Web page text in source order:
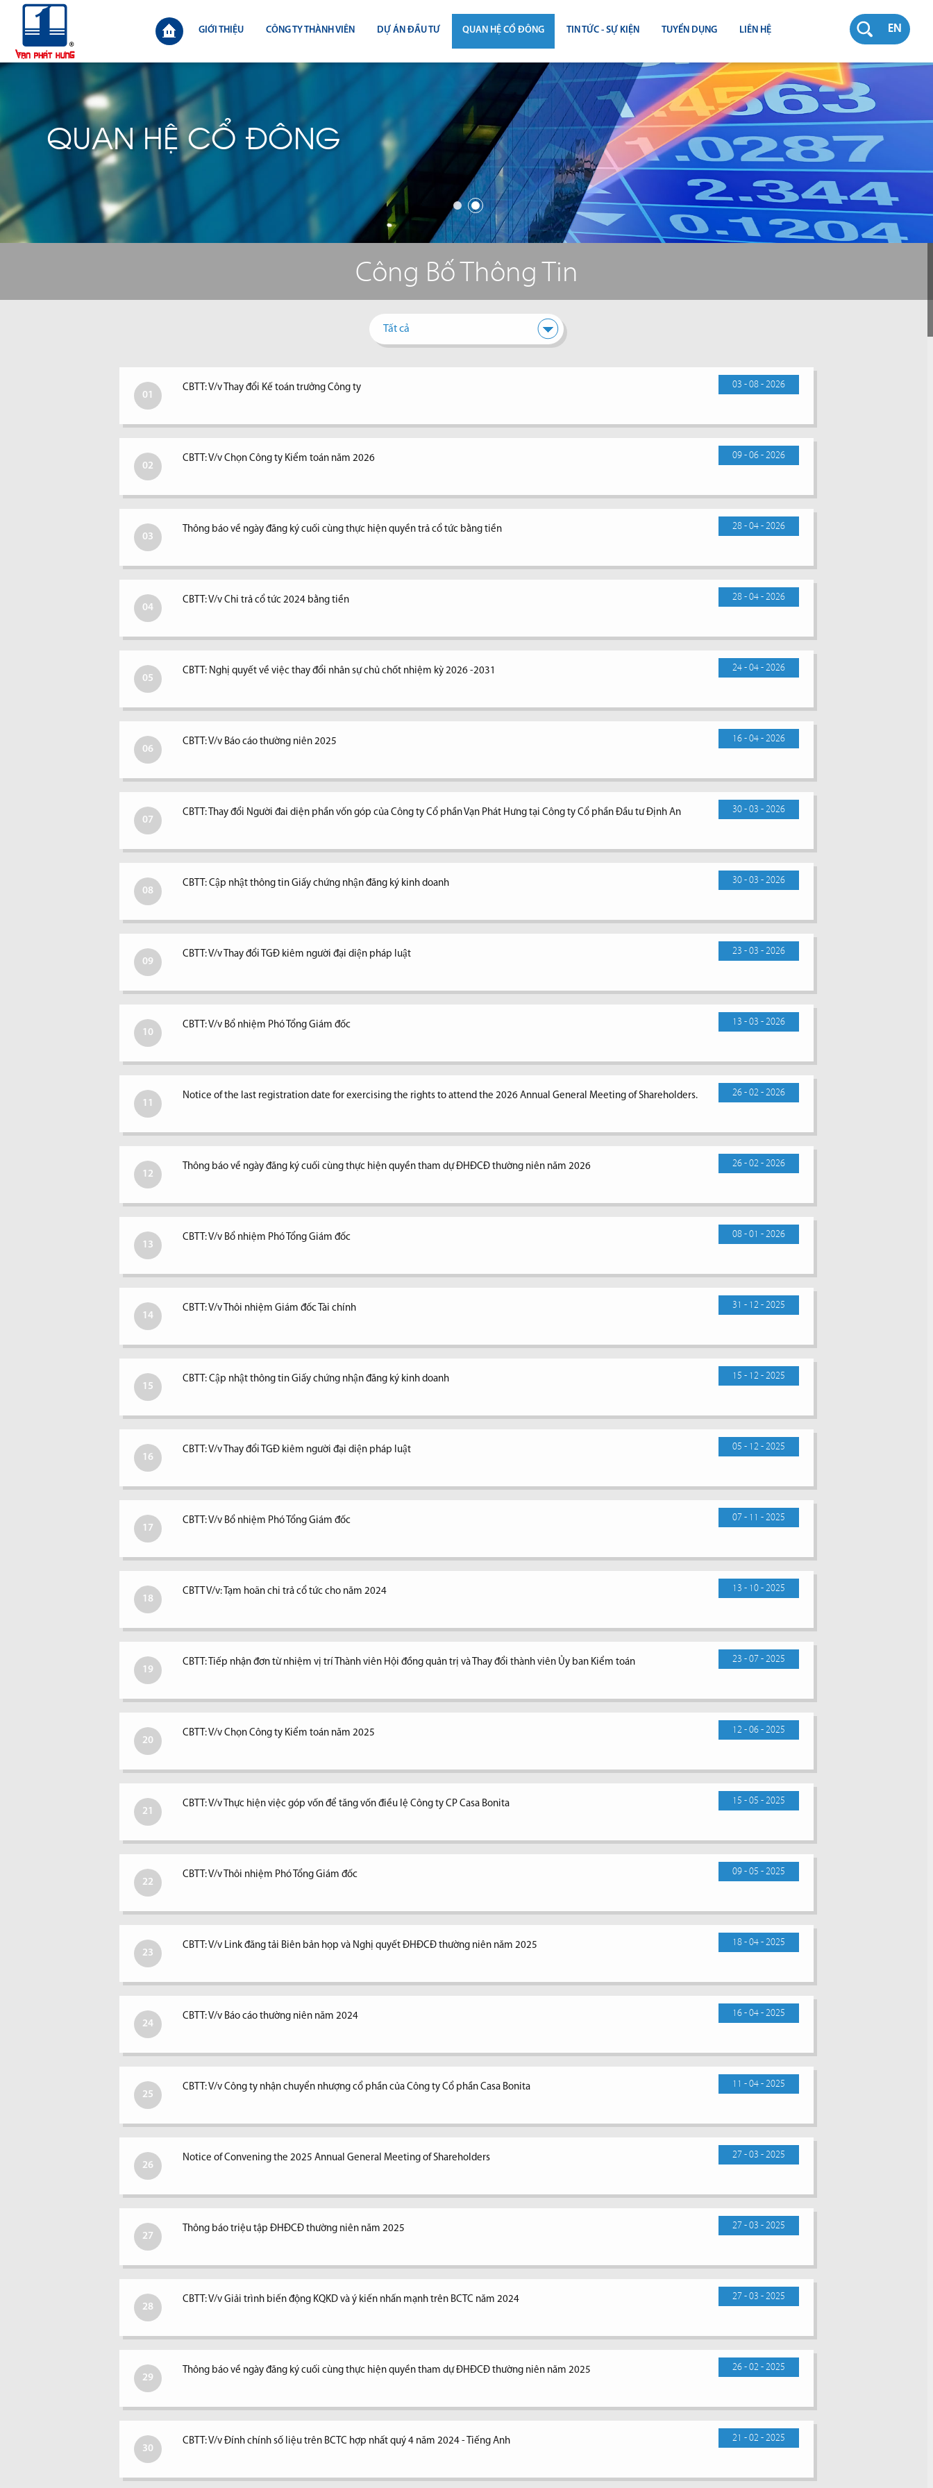
EN
GIỚI THIỆU CÔNG TY THÀNH VIÊN DỰ ÁN ĐẦU TƯ QUAN HỆ CỔ ĐÔNG
CÔNG BỐ THÔNG TIN
ĐẠI HỘI ĐỒNG CỔ ĐÔNG
BÁO CÁO THƯỜNG NIÊN
BÁO CÁO TÀI CHÍNH
BÁO CÁO QUẢN TRỊ CÔNG TY
TIN TỨC - SỰ KIỆN
TIN THỊ TRƯỜNG
TIN DỰ ÁN
TIN CÔNG TY
TUYỂN DỤNG LIÊN HỆ
QUAN HỆ CỔ ĐÔNG
Công Bố Thông Tin
Tất cả
01
03 - 08 - 2026
CBTT: V/v Thay đổi Kế toán trưởng Công ty
02
09 - 06 - 2026
CBTT: V/v Chọn Công ty Kiểm toán năm 2026
03
28 - 04 - 2026
Thông báo về ngày đăng ký cuối cùng thực hiện quyền trả cổ tức bằng tiền
04
28 - 04 - 2026
CBTT: V/v Chi trả cổ tức 2024 bằng tiền
05
24 - 04 - 2026
CBTT: Nghị quyết về việc thay đổi nhân sự chủ chốt nhiệm kỳ 2026 -2031
06
16 - 04 - 2026
CBTT: V/v Báo cáo thường niên 2025
07
30 - 03 - 2026
CBTT: Thay đổi Người đai diện phần vốn góp của Công ty Cổ phần Vạn Phát Hưng tại Công ty Cổ phần Đầu tư Định An
08
30 - 03 - 2026
CBTT: Cập nhật thông tin Giấy chứng nhận đăng ký kinh doanh
09
23 - 03 - 2026
CBTT: V/v Thay đổi TGĐ kiêm người đại diện pháp luật
10
13 - 03 - 2026
CBTT: V/v Bổ nhiệm Phó Tổng Giám đốc
11
26 - 02 - 2026
Notice of the last registration date for exercising the rights to attend the 2026 Annual General Meeting of Shareholders.
12
26 - 02 - 2026
Thông báo về ngày đăng ký cuối cùng thực hiện quyền tham dự ĐHĐCĐ thường niên năm 2026
13
08 - 01 - 2026
CBTT: V/v Bổ nhiệm Phó Tổng Giám đốc
14
31 - 12 - 2025
CBTT: V/v Thôi nhiệm Giám đốc Tài chính
15
15 - 12 - 2025
CBTT: Cập nhật thông tin Giấy chứng nhận đăng ký kinh doanh
16
05 - 12 - 2025
CBTT: V/v Thay đổi TGĐ kiêm người đại diện pháp luật
17
07 - 11 - 2025
CBTT: V/v Bổ nhiệm Phó Tổng Giám đốc
18
13 - 10 - 2025
CBTT V/v: Tạm hoãn chi trả cổ tức cho năm 2024
19
23 - 07 - 2025
CBTT: Tiếp nhận đơn từ nhiệm vị trí Thành viên Hội đồng quản trị và Thay đổi thành viên Ủy ban Kiểm toán
20
12 - 06 - 2025
CBTT: V/v Chọn Công ty Kiểm toán năm 2025
21
15 - 05 - 2025
CBTT: V/v Thực hiện việc góp vốn để tăng vốn điều lệ Công ty CP Casa Bonita
22
09 - 05 - 2025
CBTT: V/v Thôi nhiệm Phó Tổng Giám đốc
23
18 - 04 - 2025
CBTT: V/v Link đăng tải Biên bản họp và Nghị quyết ĐHĐCĐ thường niên năm 2025
24
16 - 04 - 2025
CBTT: V/v Báo cáo thường niên năm 2024
25
11 - 04 - 2025
CBTT: V/v Công ty nhận chuyển nhượng cổ phần của Công ty Cổ phần Casa Bonita
26
27 - 03 - 2025
Notice of Convening the 2025 Annual General Meeting of Shareholders
27
27 - 03 - 2025
Thông báo triệu tập ĐHĐCĐ thường niên năm 2025
28
27 - 03 - 2025
CBTT: V/v Giải trình biến động KQKD và ý kiến nhấn mạnh trên BCTC năm 2024
29
26 - 02 - 2025
Thông báo về ngày đăng ký cuối cùng thực hiện quyền tham dự ĐHĐCĐ thường niên năm 2025
30
21 - 02 - 2025
CBTT: V/v Đính chính số liệu trên BCTC hợp nhất quý 4 năm 2024 - Tiếng Anh